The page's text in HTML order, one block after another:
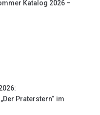
Katalog 2026 –
Praterstern“ im